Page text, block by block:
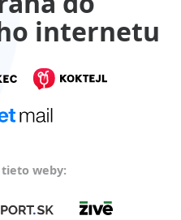
internetu
weby: